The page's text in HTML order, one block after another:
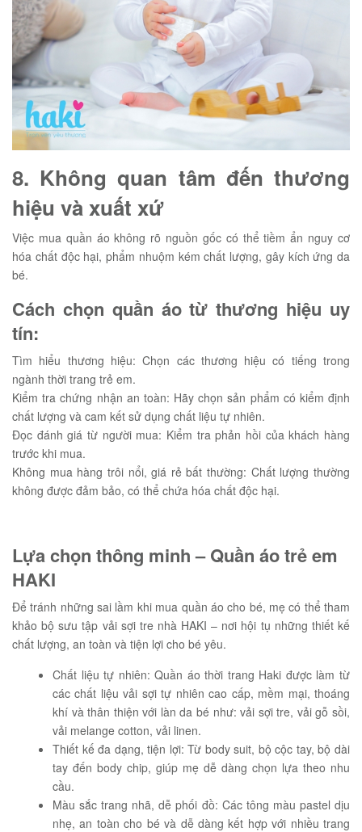
8. Không quan tâm đến thương
hiệu và xuất xứ
Việc mua quần áo không rõ nguồn gốc có thể tiềm ẩn nguy cơ
hóa chất độc hại, phẩm nhuộm kém chất lượng, gây kích ứng da
bé.
Cách chọn quần áo từ thương hiệu uy
tín:
Tìm hiểu thương hiệu: Chọn các thương hiệu có tiếng trong
ngành thời trang trẻ em.
Kiểm tra chứng nhận an toàn: Hãy chọn sản phẩm có kiểm định
chất lượng và cam kết sử dụng chất liệu tự nhiên.
Đọc đánh giá từ người mua: Kiểm tra phản hồi của khách hàng
trước khi mua.
Không mua hàng trôi nổi, giá rẻ bất thường: Chất lượng thường
không được đảm bảo, có thể chứa hóa chất độc hại.
Lựa chọn thông minh – Quần áo trẻ em
HAKI
Để tránh những sai lầm khi mua quần áo cho bé, mẹ có thể tham
khảo bộ sưu tập vải sợi tre nhà HAKI – nơi hội tụ những thiết kế
chất lượng, an toàn và tiện lợi cho bé yêu.
Chất liệu tự nhiên: Quần áo thời trang Haki được làm từ
các chất liệu vải sợi tự nhiên cao cấp, mềm mại, thoáng
khí và thân thiện với làn da bé như: vải sợi tre, vải gỗ sồi,
vải melange cotton, vải linen.
Thiết kế đa dạng, tiện lợi: Từ body suit, bộ cộc tay, bộ dài
tay đến body chip, giúp mẹ dễ dàng chọn lựa theo nhu
cầu.
Màu sắc trang nhã, dễ phối đồ: Các tông màu pastel dịu
nhẹ, an toàn cho bé và dễ dàng kết hợp với nhiều trang